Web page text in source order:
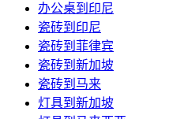
办公桌到印尼
瓷砖到印尼
瓷砖到菲律宾
瓷砖到新加坡
瓷砖到马来
灯具到新加坡